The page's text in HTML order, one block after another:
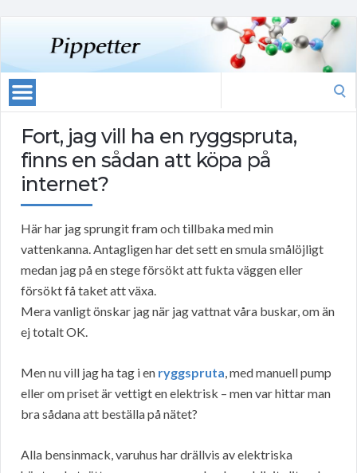
Fort, jag vill ha en ryggspruta,
finns en sådan att köpa på
internet?
Här har jag sprungit fram och tillbaka med min
vattenkanna. Antagligen har det sett en smula smålöjligt
medan jag på en stege försökt att fukta väggen eller
försökt få taket att växa.
Mera vanligt önskar jag när jag vattnat våra buskar, om än
ej totalt OK.
Men nu vill jag ha tag i en ryggspruta, med manuell pump
eller om priset är vettigt en elektrisk – men var hittar man
bra sådana att beställa på nätet?
Alla bensinmack, varuhus har drällvis av elektriska